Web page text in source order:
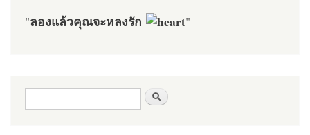
"ลองแล้วคุณจะหลงรัก "
ฟอร์มค้นหา